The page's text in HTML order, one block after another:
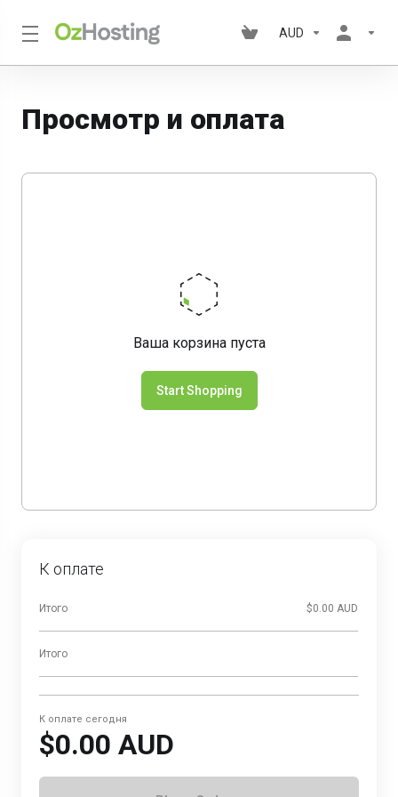
AUD
Просмотр и оплата
Ваша корзина пуста
Start Shopping
К оплате
Итого $0.00 AUD
Итого
К оплате сегодня
$0.00 AUD